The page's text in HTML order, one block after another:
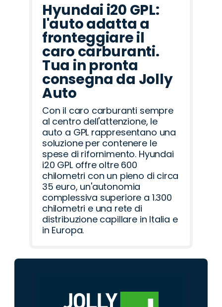
Hyundai i20 GPL:
l'auto adatta a
fronteggiare il
caro carburanti.
Tua in pronta
consegna da Jolly
Auto
Con il caro carburanti sempre
al centro dell'attenzione, le
auto a GPL rappresentano una
soluzione per contenere le
spese di rifornimento. Hyundai
i20 GPL offre oltre 600
chilometri con un pieno di circa
35 euro, un'autonomia
complessiva superiore a 1.300
chilometri e una rete di
distribuzione capillare in Italia e
in Europa.